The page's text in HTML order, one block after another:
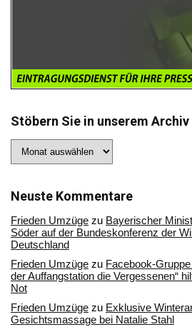
Stöbern Sie in unserem Archiv
Sie
Archiv
Neuste Kommentare
Frieden Umzüge zu Bayerischer
Söder auf der Bundeskonferenz der
Deutschland
Frieden Umzüge zu Facebook-
der Auffangstation die Vergessenen“
Not
Frieden Umzüge zu Exklusive
Gesichtsmassage bei Natalie Stahl